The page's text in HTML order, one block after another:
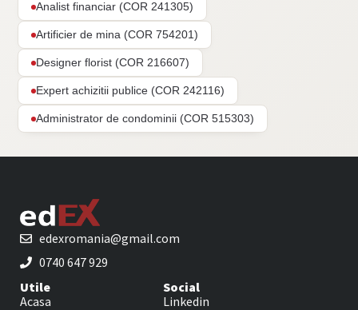
Analist financiar (COR 241305)
Artificier de mina (COR 754201)
Designer florist (COR 216607)
Expert achizitii publice (COR 242116)
Administrator de condominii (COR 515303)
edexromania@gmail.com
0740 647 929
Utile
Acasa
Social
Linkedin